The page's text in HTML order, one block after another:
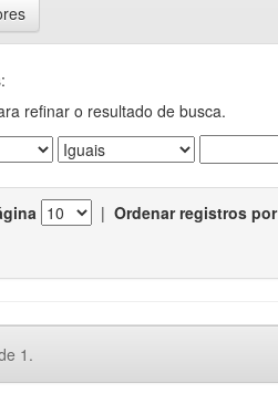
refinar o resultado de busca.
| Ordenar registros por
1.